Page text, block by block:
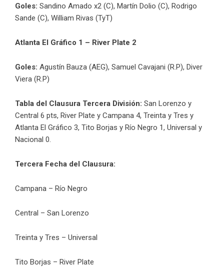
Goles: Sandino Amado x2 (C), Martín Dolio (C), Rodrigo
Sande (C), William Rivas (TyT)
Atlanta El Gráfico 1 – River Plate 2
Goles: Agustín Bauza (AEG), Samuel Cavajani (R.P), Diver
Viera (R.P)
Tabla del Clausura Tercera División: San Lorenzo y
Central 6 pts, River Plate y Campana 4, Treinta y Tres y
Atlanta El Gráfico 3, Tito Borjas y Río Negro 1, Universal y
Nacional 0.
Tercera Fecha del Clausura:
Campana – Río Negro
Central – San Lorenzo
Treinta y Tres – Universal
Tito Borjas – River Plate